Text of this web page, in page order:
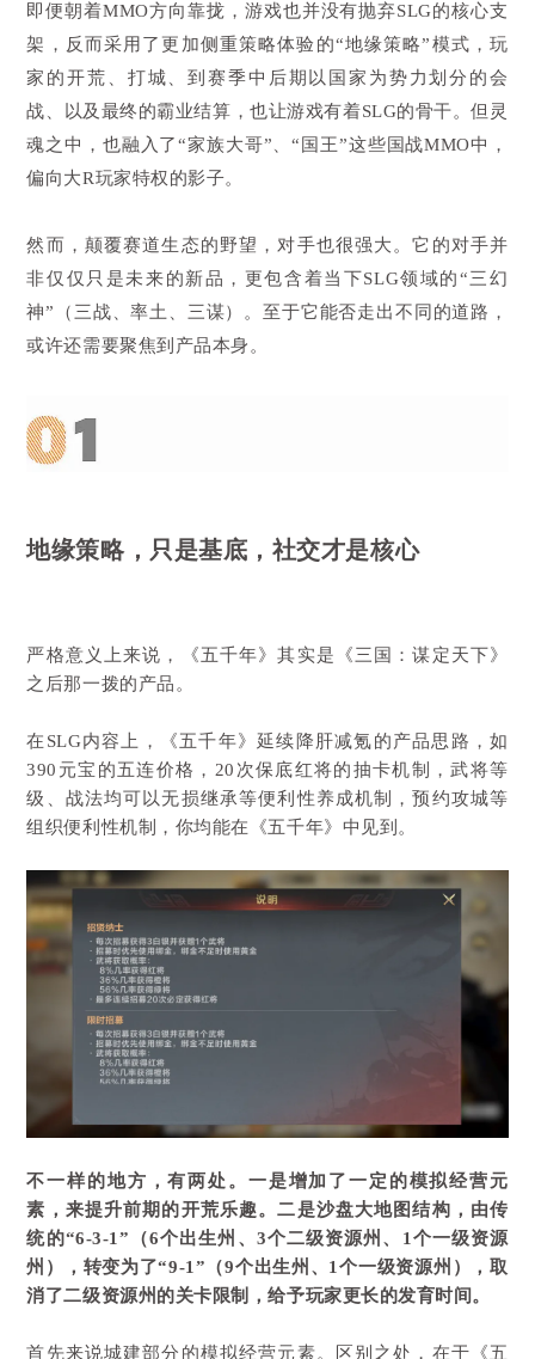
即便朝着MMO方向靠拢，游戏也并没有抛弃SLG的核心支
架，反而采用了更加侧重策略体验的“地缘策略”模式，玩
家的开荒、打城、到赛季中后期以国家为势力划分的会
战、以及最终的霸业结算，也让游戏有着SLG的骨干。但灵
魂之中，也融入了“家族大哥”、“国王”这些国战MMO中，
偏向大R玩家特权的影子。
然而，颠覆赛道生态的野望，对手也很强大。它的对手并
非仅仅只是未来的新品，更包含着当下SLG领域的“三幻
神”（三战、率土、三谋）。至于它能否走出不同的道路，
或许还需要聚焦到产品本身。
地缘策略，只是基底，社交才是核心
严格意义上来说，《五千年》其实是《三国：谋定天下》
之后那一拨的产品。
在SLG内容上，《五千年》延续降肝减氪的产品思路，如
390元宝的五连价格，20次保底红将的抽卡机制，武将等
级、战法均可以无损继承等便利性养成机制，预约攻城等
组织便利性机制，你均能在《五千年》中见到。
不一样的地方，有两处。一是增加了一定的模拟经营元
素，来提升前期的开荒乐趣。二是沙盘大地图结构，由传
统的“6-3-1”（6个出生州、3个二级资源州、1个一级资源
州），转变为了“9-1”（9个出生州、1个一级资源州），取
消了二级资源州的关卡限制，给予玩家更长的发育时间。
首先来说城建部分的模拟经营元素。区别之处，在于《五